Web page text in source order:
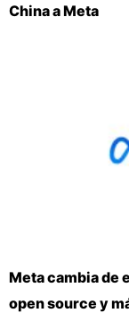
China a Meta
Meta cambia de
open source y